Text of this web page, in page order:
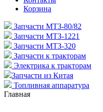
Корзина
Запчасти МТЗ-80/82
Запчасти МТЗ-1221
Запчасти МТЗ-320
Запчасти к тракторам
Электрика к тракторам
Запчасти из Китая
Топливная аппаратура
Главная